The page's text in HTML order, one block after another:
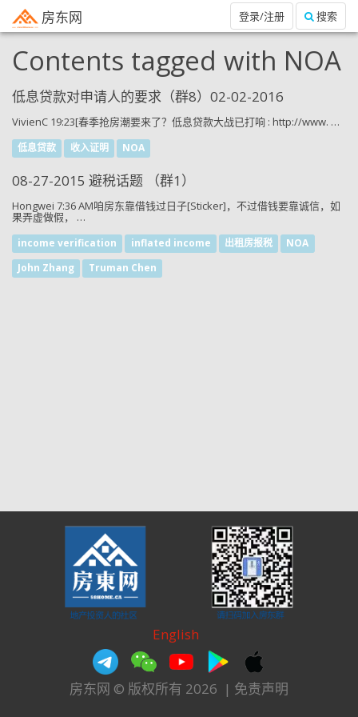
房东网 搜索
登录/注册
Contents tagged with NOA
低息贷款对申请人的要求（群8）02-02-2016
VivienC 19:23[春季抢房潮要来了？低息贷款大战已打响 : http://www. …
低息贷款 收入证明 NOA
08-27-2015 避税话题 （群1）
Hongwei 7:36 AM咱房东靠借钱过日子[Sticker]，不过借钱要靠诚信，如
果弄虚做假， …
income verification inflated income 出租房报税
NOA
John Zhang
Truman Chen
English
房东网 © 版权所有 2026 | 免责声明